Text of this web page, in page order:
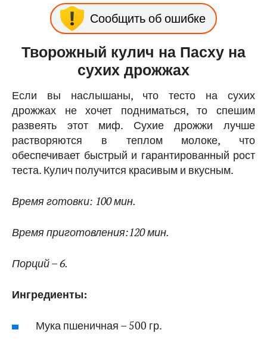
Сообщить об ошибке
Творожный кулич на Пасху на
сухих дрожжах
Если вы наслышаны, что тесто на сухих
дрожжах не хочет подниматься, то спешим
развеять этот миф. Сухие дрожжи лучше
растворяются в теплом молоке, что
обеспечивает быстрый и гарантированный рост
теста. Кулич получится красивым и вкусным.
Время готовки: 100 мин.
Время приготовления:120 мин.
Порций –6.
Ингредиенты:
Мука пшеничная – 500 гр.